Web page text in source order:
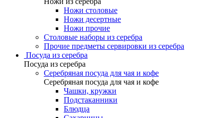
Ножи столовые
Ножи десертные
Ножи прочие
Столовые наборы из серебра
Прочие предметы сервировки из серебра
Посуда из серебра
Посуда из серебра
Серебряная посуда для чая и кофе
Серебряная посуда для чая и кофе
Чашки, кружки
Подстаканники
Блюдца